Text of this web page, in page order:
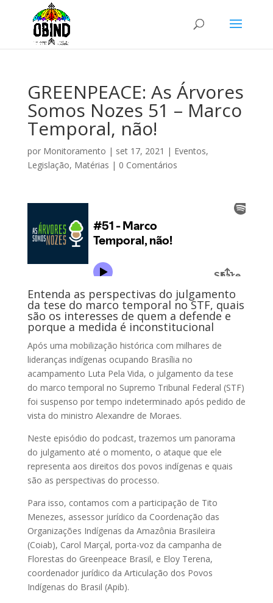
GREENPEACE: As Árvores
Somos Nozes 51 – Marco
Temporal, não!
por Monitoramento | set 17, 2021 | Eventos,
Legislação, Matérias | 0 Comentários
Entenda as perspectivas do julgamento
da tese do marco temporal no STF, quais
são os interesses de quem a defende e
porque a medida é inconstitucional
Após uma mobilização histórica com milhares de
lideranças indígenas ocupando Brasília no
acampamento Luta Pela Vida, o julgamento da tese
do marco temporal no Supremo Tribunal Federal (STF)
foi suspenso por tempo indeterminado após pedido de
vista do ministro Alexandre de Moraes.
Neste episódio do podcast, trazemos um panorama
do julgamento até o momento, o ataque que ele
representa aos direitos dos povos indígenas e quais
são as perspectivas do processo.
Para isso, contamos com a participação de Tito
Menezes, assessor jurídico da Coordenação das
Organizações Indígenas da Amazônia Brasileira
(Coiab), Carol Marçal, porta-voz da campanha de
Florestas do Greenpeace Brasil, e Eloy Terena,
coordenador jurídico da Articulação dos Povos
Indígenas do Brasil (Apib).